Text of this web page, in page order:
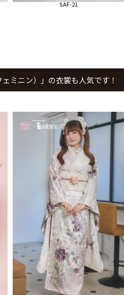
SAF-21
ミニン）」の衣裳も人気です！